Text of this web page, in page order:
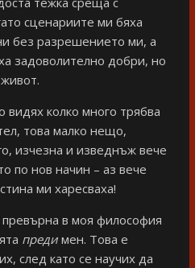
сценариите ми бяха
без разрешението ми, а
задоволително добри, но
видях колко много трябва
това малко нещо,
изчезна и изведнъж вече
по нов начин – аз вече
ми харесваха!
в моя философия
предимен. Това е
след като се научих да